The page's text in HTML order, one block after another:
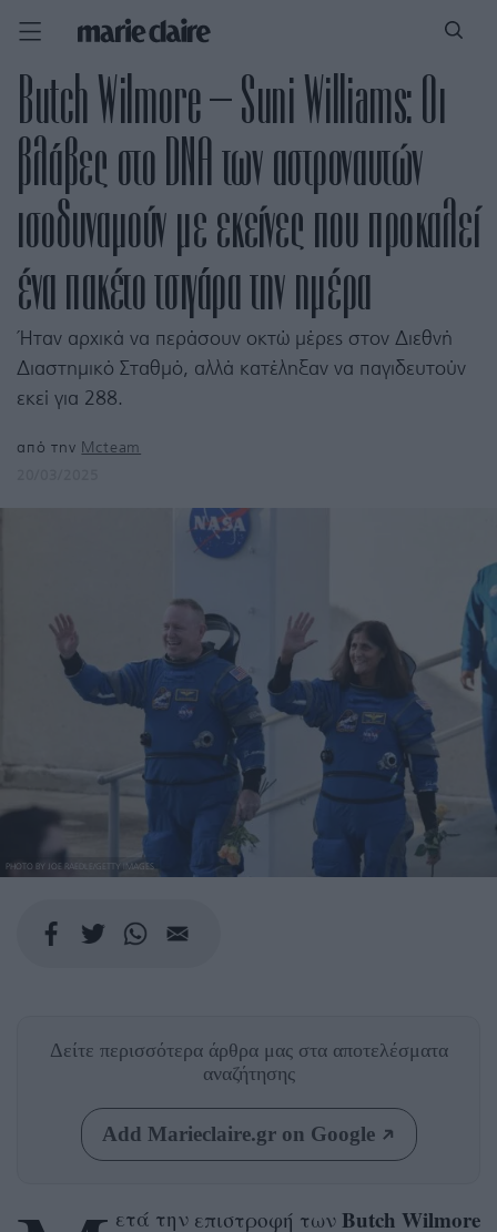
Butch Wilmore – Suni Williams: Οι
βλάβες στο DNA των αστροναυτών
ισοδυναμούν με εκείνες που προκαλεί
ένα πακέτο τσιγάρα την ημέρα
Ήταν αρχικά να περάσουν οκτώ μέρες στον Διεθνή
Διαστημικό Σταθμό, αλλά κατέληξαν να παγιδευτούν
εκεί για 288.
από την Mcteam
PHOTO BY JOE RAEDLE/GETTY IMAGES
Δείτε περισσότερα άρθρα μας στα αποτελέσματα
αναζήτησης
Add Marieclaire.gr on Google
ετά την επιστροφή των Butch Wilmore